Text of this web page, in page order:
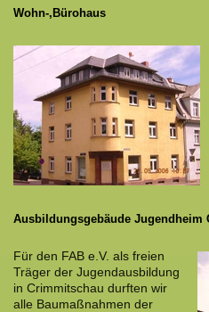
Wohn-,Bürohaus
Ausbildungsgebäude Jugendheim
Für den FAB e.V. als freien
Träger der Jugendausbildung
in Crimmitschau durften wir
alle Baumaßnahmen der